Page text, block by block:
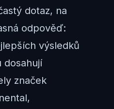
dotaz, na
odpověď:
výsledků
dosahují
značek